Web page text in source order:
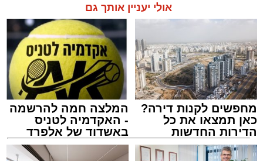
אולי יעניין אותך גם
מחפשים לקנות דירה?
כאן תמצאו את כל
הדירות החדשות
למכירה באשדוד >>>
המלצה חמה להרשמה
- האקדמיה לטניס
באשדוד של אלפרד
קריאולנסקי - לילדים